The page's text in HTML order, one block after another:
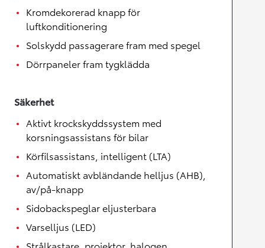
Kromdekorerad knapp för
luftkonditionering
Solskydd passagerare fram med spegel
Dörrpaneler fram tygklädda
Säkerhet
Aktivt krockskyddssystem med
korsningsassistans för bilar
Körfilsassistans, intelligent (LTA)
Automatiskt avbländande helljus (AHB),
av/på-knapp
Sidobackspeglar eljusterbara
Varselljus (LED)